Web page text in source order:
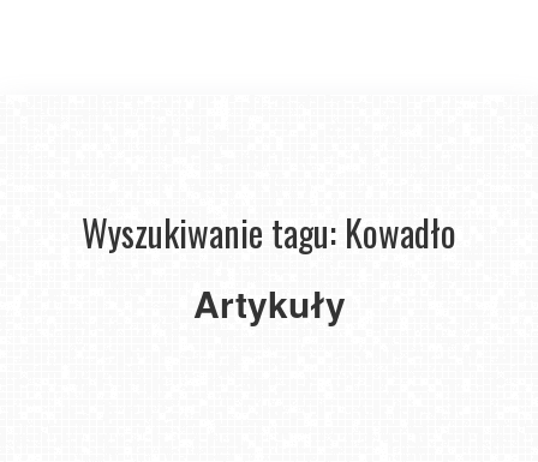
Wyszukiwanie tagu: Kowadło
Artykuły
majestatycznych
wzniesień.